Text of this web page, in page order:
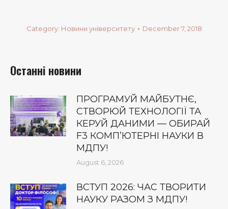
Category: Новини університету December 7, 2018
Останні новини
ПРОГРАМУЙ МАЙБУТНЄ,
СТВОРЮЙ ТЕХНОЛОГІЇ ТА
КЕРУЙ ДАНИМИ — ОБИРАЙ
F3 КОМП’ЮТЕРНІ НАУКИ В
МДПУ!
August 6, 2026
ВСТУП 2026: ЧАС ТВОРИТИ
НАУКУ РАЗОМ З МДПУ!